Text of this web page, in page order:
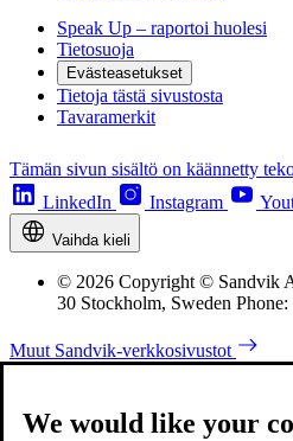
Speak Up – raportoi huolesi
Tietosuoja
Evästeasetukset
Tietoja tästä sivustosta
Tavaramerkit
Tämän sivun sisältö on käännetty
LinkedIn
Instagram
Vaihda kieli
© 2026 Copyright © Sandvik
30 Stockholm, Sweden
Muut Sandvik-verkkosivustot
We would like your